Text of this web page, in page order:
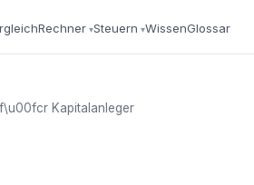
Rechner Steuern WissenGlossar
Kapitalanleger